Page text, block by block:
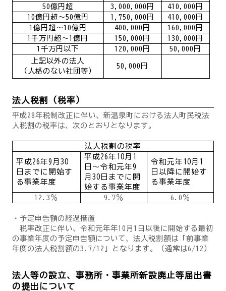
50億円超 3,000,000 円 410,000 円
10億円超～50億円 1,750,000 円 410,000 円
1 億円超～10億円 400,000 円 160,000 円
1千万円超～1億円 150,000 円 130,000 円
1千万円以下 120,000 円 50,000 円
上記以外の法人
（人格のない社団等）
50,000 円
法人税割（税率）
平成28年税制改正に伴い、新温泉町における法人町民税法
人税割の税率は、次のとおりとなります。
法人税割の税率
平成26年9月30
日までに開始す
る事業年度
平成26年10月1
日～令和元年9
月30日までに開
始する事業年度
令和元年10月1
日以降に開始す
る事業年度
12.3％ 9.7％ 6.0％
・予定申告額の経過措置
税率改正に伴い、令和元年年10月1日以後に開始する最初
の事業年度の予定申告額について、法人税割額は「前事業
年度の法人税割額の3.7/12」となります。（通常は6/12）
法人等の設立、事務所・事業所新設廃止等届出書
の提出について